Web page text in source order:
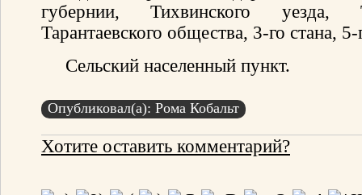
губернии, Тихвинского уезда,
Тарантаевского общества, 3-го стана, 5-
Сельский населенный пункт.
Опубликовал(а): Рома Кобальт
Хотите оставить комментарий?